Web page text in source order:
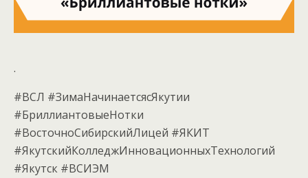
.
#ВСЛ #ЗимаНачинаетсясЯкутии
#БриллиантовыеНотки
#ВосточноСибирскийЛицей #ЯКИТ
#ЯкутскийКолледжИнновационныхТехнологий
#Якутск #ВСИЭМ